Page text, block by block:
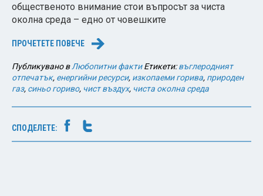
общественото внимание стои въпросът за чиста
околна среда – едно от човешките
ПРОЧЕТЕТЕ ПОВЕЧЕ →
Публикувано вЛюбопитни факти Етикети:въглеродният
отпечатък, енергийни ресурси, изкопаеми горива, природен
газ, синьо гориво, чист въздух, чиста околна среда
СПОДЕЛЕТЕ: